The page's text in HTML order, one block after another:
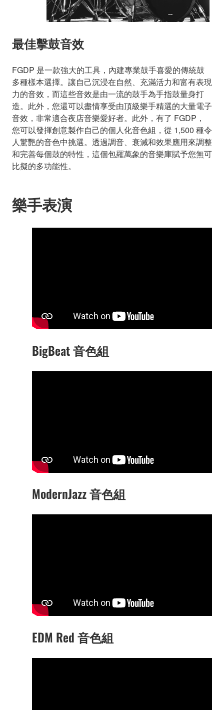
最佳擊鼓音效
FGDP 是一款強大的工具，內建專業鼓手喜愛的傳統鼓
多種樣本選擇。讓自己沉浸在自然、充滿活力和富有表現
力的音效，而這些音效是由一流的鼓手為手指鼓量身打
造。此外，您還可以盡情享受由頂級樂手精選的大量電子
音效，非常適合夜店音樂愛好者。此外，有了 FGDP，
您可以發揮創意製作自己的個人化音色組，從 1,500 種令
人驚艷的音色中挑選。透過調音、衰減和效果應用來調整
和完善每個鼓的特性，這個包羅萬象的音樂庫賦予您無可
比擬的多功能性。
樂手表演
BigBeat 音色組
ModernJazz 音色組
EDM Red 音色組